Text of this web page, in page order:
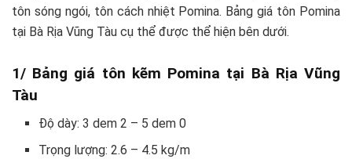
tôn sóng ngói, tôn cách nhiệt Pomina. Bảng giá tôn Pomina
tại Bà Rịa Vũng Tàu cụ thể được thể hiện bên dưới.
1/ Bảng giá tôn kẽm Pomina tại Bà Rịa Vũng
Tàu
Độ dày: 3 dem 2 – 5 dem 0
Trọng lượng: 2.6 – 4.5 kg/m